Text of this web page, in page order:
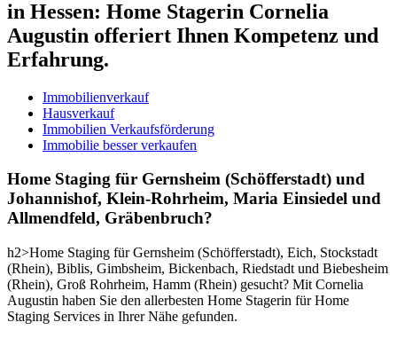
in Hessen: Home Stagerin Cornelia
Augustin offeriert Ihnen Kompetenz und
Erfahrung.
Immobilienverkauf
Hausverkauf
Immobilien Verkaufsförderung
Immobilie besser verkaufen
Home Staging für Gernsheim (Schöfferstadt) und
Johannishof, Klein-Rohrheim, Maria Einsiedel und
Allmendfeld, Gräbenbruch?
h2>Home Staging für Gernsheim (Schöfferstadt), Eich, Stockstadt
(Rhein), Biblis, Gimbsheim, Bickenbach, Riedstadt und Biebesheim
(Rhein), Groß Rohrheim, Hamm (Rhein) gesucht? Mit Cornelia
Augustin haben Sie den allerbesten Home Stagerin für Home
Staging Services in Ihrer Nähe gefunden.